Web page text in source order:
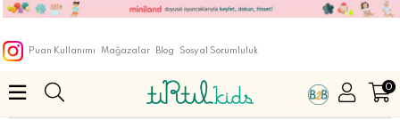
Puan Kullanımı Mağazalar Blog Sosyal Sorumluluk
0